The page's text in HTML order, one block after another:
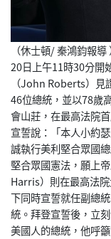
（休士頓/ 秦鴻鈞報
20日上午11時30分開
（John Roberts）見
46位總統，並以78歲
會山莊，在最高法院
宣誓說：「本人小約
誠執行美利堅合眾國
堅合眾國憲法，願上
Harris）則在最高法
下同時宣誓就任副總
統。拜登宣誓後，立
美國人的總統，他呼